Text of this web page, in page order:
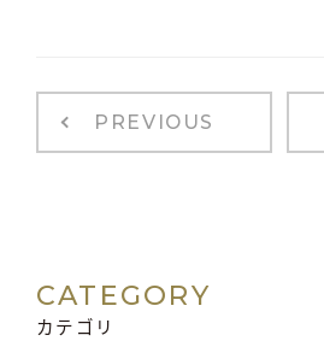
PREVIOUS
CATEGORY
カテゴリ